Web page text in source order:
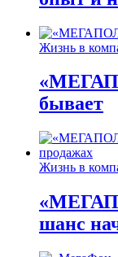
Жизнь в
бывает
Жизнь в
шанс